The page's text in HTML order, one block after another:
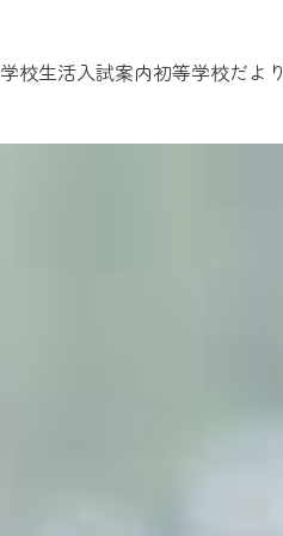
学校生活入試案内初等学校だより